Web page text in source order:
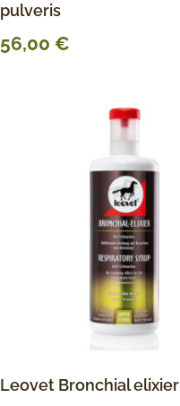
pulveris
56,00 €
Leovet Bronchial elixier